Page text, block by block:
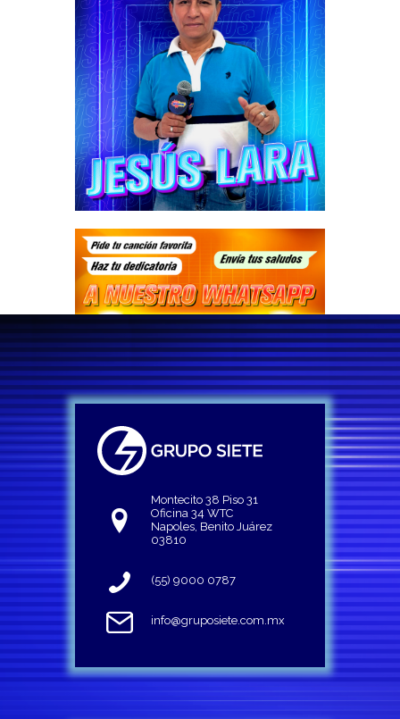
Montecito 38 Piso 31
Oficina 34 WTC
Napoles, Benito Juárez
03810
(55) 9000 0787
info@gruposiete.com.mx